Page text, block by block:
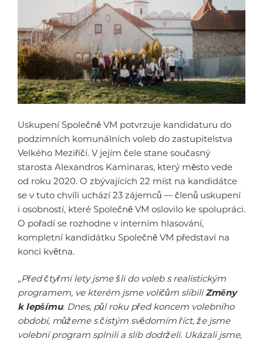
Uskupení Společně VM potvrzuje kandidaturu do
podzimních komunálních voleb do zastupitelstva
Velkého Meziříčí. V jejím čele stane současný
starosta Alexandros Kaminaras, který město vede
od roku 2020. O zbývajících 22 míst na kandidátce
se v tuto chvíli uchází 23 zájemců — členů uskupení
i osobností, které Společně VM oslovilo ke spolupráci.
O pořadí se rozhodne v interním hlasování,
kompletní kandidátku Společně VM představí na
konci května.
„Před čtyřmi lety jsme šli do voleb s realistickým
programem, ve kterém jsme voličům slíbiliZměny
k lepšímu. Dnes, půl roku před koncem volebního
období, můžeme s čistým svědomím říct, že jsme
volební program splnili a slib dodrželi. Ukázali jsme,